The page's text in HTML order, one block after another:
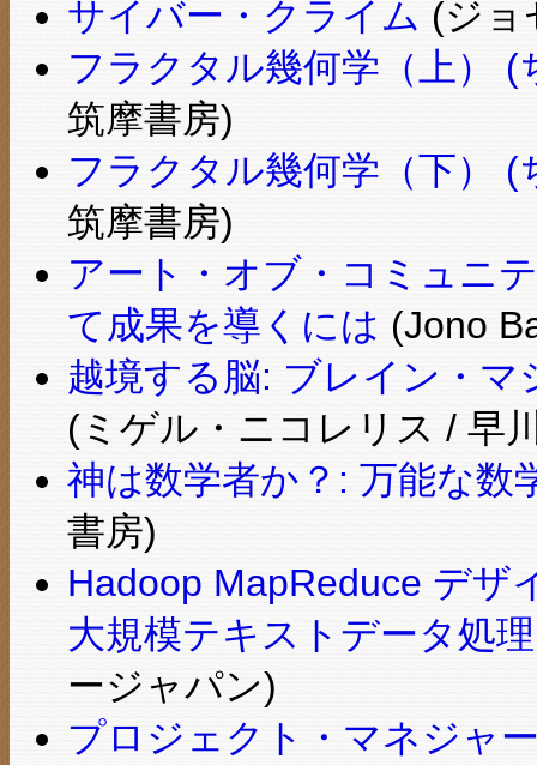
サイバー・クライム (ジョ
フラクタル幾何学（上） (
筑摩書房)
フラクタル幾何学（下） (
筑摩書房)
アート・オブ・コミュニ
て成果を導くには (Jono
越境する脳: ブレイン・
(ミゲル・ニコレリス / 早
神は数学者か？: 万能な数
書房)
Hadoop MapReduce デ
大規模テキストデータ処理
ージャパン)
プロジェクト・マネジャ